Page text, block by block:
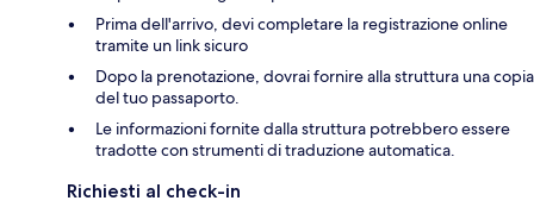
Prima dell'arrivo, devi completare la registrazione online
tramite un link sicuro
Dopo la prenotazione, dovrai fornire alla struttura una copia
del tuo passaporto.
Le informazioni fornite dalla struttura potrebbero essere
tradotte con strumenti di traduzione automatica.
Richiesti al check-in